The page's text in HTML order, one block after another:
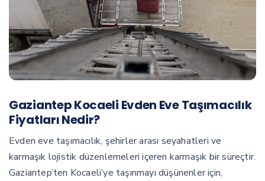
Gaziantep Kocaeli Evden Eve Taşımacılık
Fiyatları Nedir?
Evden eve taşımacılık, şehirler arası seyahatleri ve
karmaşık lojistik düzenlemeleri içeren karmaşık bir süreçtir.
Gaziantep’ten Kocaeli’ye taşınmayı düşünenler için,